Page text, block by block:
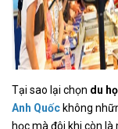
Tại sao lại chọn du
Anh Quốc không
học mà đôi khi còn